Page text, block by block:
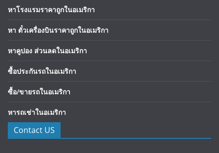
หาโรงแรมราคาถูกในอเมริกา
หา ตั๋วเครื่องบินราคาถูกในอเมริกา
หาคูปอง ส่วนลดในอเมริกา
ซื้อประกันรถในอเมริกา
ซื้อ/ขายรถในอเมริกา
หารถเช่าในอเมริกา
Contact US